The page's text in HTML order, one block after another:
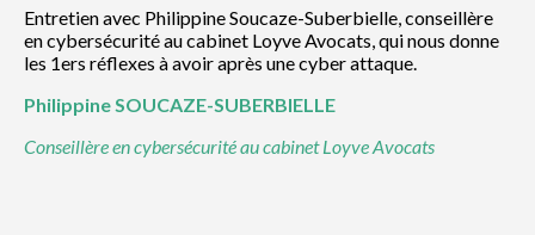
Entretien avec Philippine Soucaze-Suberbielle, conseillère
en cybersécurité au cabinet Loyve Avocats, qui nous donne
les 1ers réflexes à avoir après une cyber attaque.
PhilippineSOUCAZE-SUBERBIELLE
Conseillère en cybersécurité au cabinet Loyve Avocats